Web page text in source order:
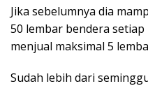
Jika sebelumnya dia
50 lembar bendera
menjual maksimal 5
Sudah lebih dari